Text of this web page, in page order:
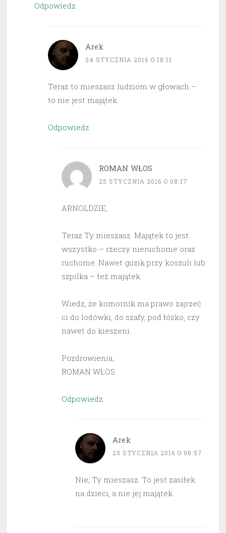
Odpowiedz
Arek
24 STYCZNIA 2016 O 18:11
Teraz to mieszasz ludziom w głowach –
to nie jest majątek.
Odpowiedz
ROMAN WŁOS
25 STYCZNIA 2016 O 08:17
ARNOLDZIE,
Teraz Ty mieszasz. Majątek to jest
wszystko – rzeczy nieruchome oraz
ruchome. Nawet guzik przy koszuli lub
szpilka – też majątek.
Wiedz, że komornik ma prawo zajrzeć
ci do lodówki, do szafy, pod łóżko, czy
nawet do kieszeni.
Pozdrowienia,
ROMAN WŁOS
Odpowiedz
Arek
25 STYCZNIA 2016 O 08:57
Nie, Ty mieszasz. To jest zasiłek
na dzieci, a nie jej majątek.